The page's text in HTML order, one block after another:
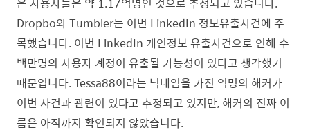
Dropbo와 Tumbler는 이번 LinkedIn 정보유출사건에 주
목했습니다. 이번 LinkedIn 개인정보 유출사건으로 인해 수
백만명의 사용자 계정이 유출될 가능성이 있다고 생각했기
때문입니다.Tessa88이라는 닉네임을 가진 익명의 해커가
이번 사건과 관련이 있다고 추정되고 있지만, 해커의 진짜 이
름은 아직까지 확인되지 않았습니다.